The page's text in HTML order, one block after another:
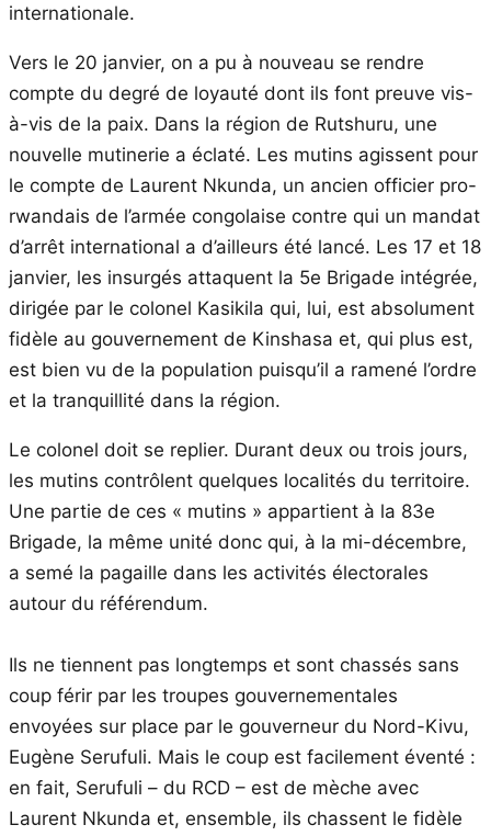
internationale.
Vers le 20 janvier, on a pu à nouveau se rendre
compte du degré de loyauté dont ils font preuve vis-
à-vis de la paix. Dans la région de Rutshuru, une
nouvelle mutinerie a éclaté. Les mutins agissent pour
le compte de Laurent Nkunda, un ancien officier pro-
rwandais de l’armée congolaise contre qui un mandat
d’arrêt international a d’ailleurs été lancé. Les 17 et 18
janvier, les insurgés attaquent la 5e Brigade intégrée,
dirigée par le colonel Kasikila qui, lui, est absolument
fidèle au gouvernement de Kinshasa et, qui plus est,
est bien vu de la population puisqu’il a ramené l’ordre
et la tranquillité dans la région.
Le colonel doit se replier. Durant deux ou trois jours,
les mutins contrôlent quelques localités du territoire.
Une partie de ces « mutins » appartient à la 83e
Brigade, la même unité donc qui, à la mi-décembre,
a semé la pagaille dans les activités électorales
autour du référendum.
Ils ne tiennent pas longtemps et sont chassés sans
coup férir par les troupes gouvernementales
envoyées sur place par le gouverneur du Nord-Kivu,
Eugène Serufuli. Mais le coup est facilement éventé :
en fait, Serufuli – du RCD – est de mèche avec
Laurent Nkunda et, ensemble, ils chassent le fidèle